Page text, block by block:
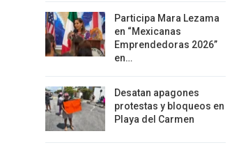
Participa Mara Lezama
en “Mexicanas
Emprendedoras 2026”
en…
Desatan apagones
protestas y bloqueos en
Playa del Carmen